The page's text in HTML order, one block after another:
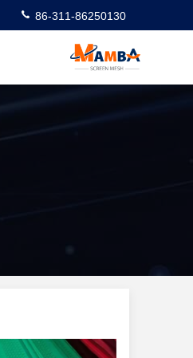
86-311-86250130